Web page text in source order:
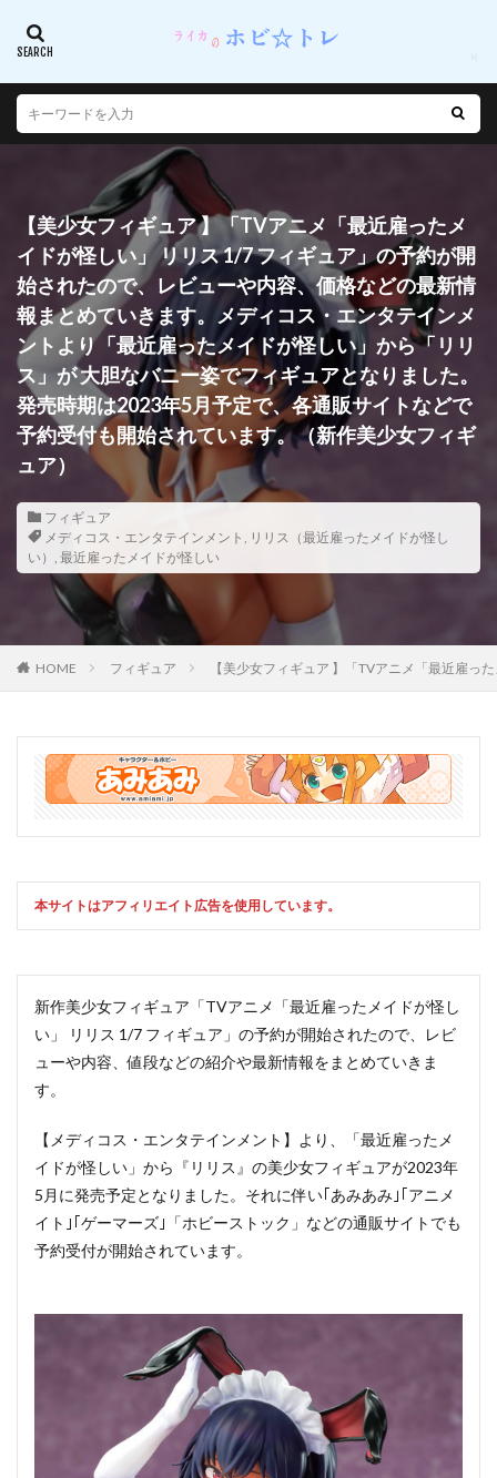
【美少女フィギュア 】「TVアニメ「最近雇ったメ
イドが怪しい」 リリス 1/7 フィギュア」の予約が開
始されたので、レビューや内容、価格などの最新情
報まとめていきます。メディコス・エンタテインメ
ントより「最近雇ったメイドが怪しい」から「リリ
ス」が 大胆なバニー姿でフィギュアとなりました。
発売時期は2023年5月予定で、各通販サイトなどで
予約受付も開始されています。（新作美少女フィギ
ュア）
フィギュア
メディコス・エンタテインメント , リリス（最近雇ったメイドが怪し
い） , 最近雇ったメイドが怪しい
HOME フィギュア 【美少女フィギュア 】「TVアニメ「最近雇
本サイトはアフィリエイト広告を使用しています。
新作美少女フィギュア「TVアニメ「最近雇ったメイドが怪し
い」 リリス 1/7 フィギュア」の予約が開始されたので、レビ
ューや内容、値段などの紹介や最新情報をまとめていきま
す。
【メディコス・エンタテインメント】より、「最近雇ったメ
イドが怪しい」から『リリス』の美少女フィギュアが2023年
5月に発売予定となりました。それに伴い｢あみあみ｣｢アニメ
イト｣｢ゲーマーズ｣「ホビーストック」などの通販サイトでも
予約受付が開始されています。